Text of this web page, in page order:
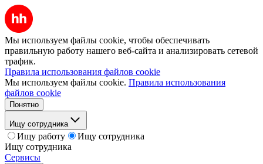
Мы используем файлы cookie, чтобы обеспечивать
правильную работу нашего веб-сайта и анализировать сетевой
трафик.
Правила использования файлов cookie
Мы используем файлы cookie. Правила использования
файлов cookie
Понятно
Ищу сотрудника
Ищу работу
Ищу сотрудника
Ищу сотрудника
Сервисы